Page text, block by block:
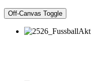
Off-Canvas Toggle